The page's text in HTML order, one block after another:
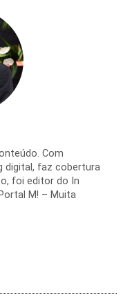
Com
digital, faz cobertura
foi editor do In
M! – Muita